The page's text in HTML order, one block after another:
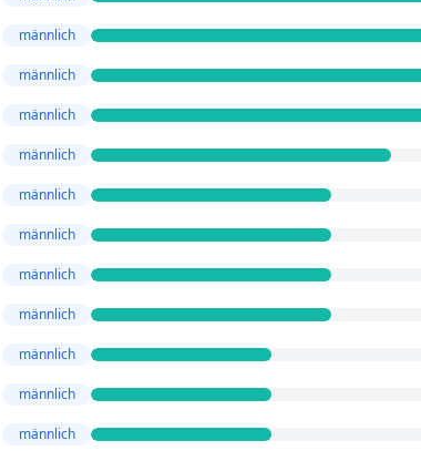
männlich
männlich
männlich
männlich
männlich
männlich
männlich
männlich
männlich
männlich
männlich